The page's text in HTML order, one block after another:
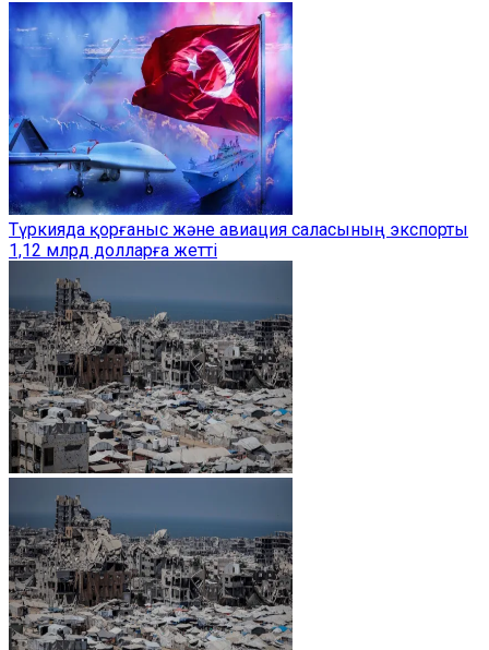
Түркияда қорғаныс және авиация саласының экспорты
1,12 млрд долларға жетті